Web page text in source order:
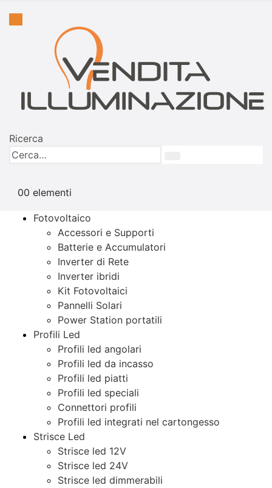
Ricerca
00 elementi
Fotovoltaico
Accessori e Supporti
Batterie e Accumulatori
Inverter di Rete
Inverter ibridi
Kit Fotovoltaici
Pannelli Solari
Power Station portatili
Profili Led
Profili led angolari
Profili led da incasso
Profili led piatti
Profili led speciali
Connettori profili
Profili led integrati nel cartongesso
Strisce Led
Strisce led 12V
Strisce led 24V
Strisce led dimmerabili